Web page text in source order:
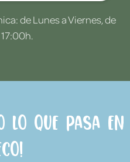
de Lunes a Viernes, de
lo que pasa en